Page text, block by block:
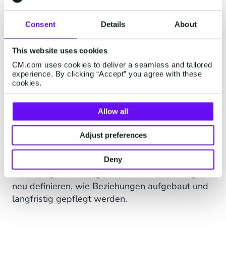
Consent Details About
This website uses cookies
CM.com uses cookies to deliver a seamless and tailored
experience. By clicking “Accept” you agree with these
cookies.
Allow all
Adjust preferences
Deny
Darüber hinaus ermöglicht die App durch
Downloads und Interaktionen das Sammeln und
Analysieren von Nutzerdaten. Diese wertvollen
Insights geben Fckng Serious ein deutlich
besseres Verständnis ihrer Fanbase und
erlauben es dem Label, gezielte und hochgradig
personalisierte Kommunikationsstrategien zu
entwickeln.
Für Fans bedeutet das, sich der Musik und den
Artists näher zu fühlen als je zuvor. Für die
Branche ist es ein Blick in die Zukunft der Fan-
Interaktion — eine Zukunft, in der moderne
Technologie und tiefgehende Audience-Insights
neu definieren, wie Beziehungen aufgebaut und
langfristig gepflegt werden.